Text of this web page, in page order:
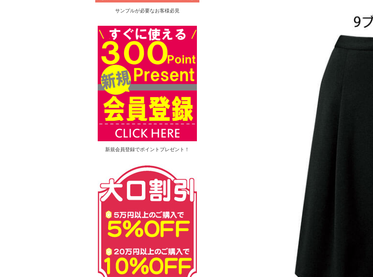
サンプルが必要なお客様必見
新規会員登録でポイントプレゼント！